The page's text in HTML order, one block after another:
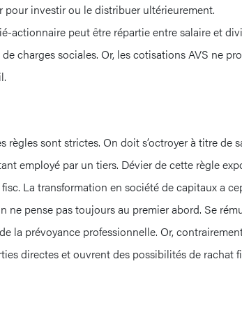
pour investir ou le distribuer ultérieurement.
actionnaire peut être répartie entre salaire et
charges sociales. Or, les cotisations AVS ne
règles sont strictes. On doit s’octroyer à titre de
employé par un tiers. Dévier de cette règle
La transformation en société de capitaux a
ne pense pas toujours au premier abord. Se
la prévoyance professionnelle. Or,
directes et ouvrent des possibilités de rachat